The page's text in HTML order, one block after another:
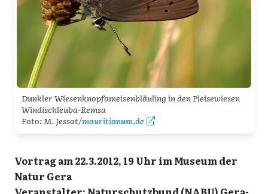
Dunkler Wiesenknopfameisenbläuling in den Pleisewiesen
Windischleuba-Remsa
Foto: M. Jessat/mauritianum.de
Vortrag am 22.3.2012, 19 Uhr im Museum der
Natur Gera